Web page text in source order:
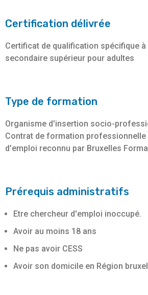
Certification délivrée
Certificat de qualification spécifique
secondaire supérieur pour adultes
Type de formation
Organisme d'insertion socio-
Contrat de formation
d'emploi reconnu par Bruxelles
Prérequis administratifs
Etre chercheur d'emploi inoccupé.
Avoir au moins 18 ans
Ne pas avoir CESS
Avoir son domicile en Région